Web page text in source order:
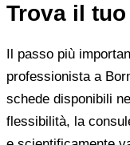
Trova il
Il passo più
professionista a
schede disponibili
flessibilità, la